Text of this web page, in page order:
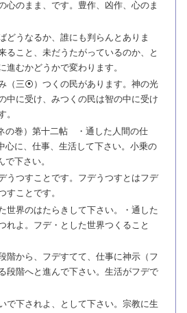
心のまま、です。豊作、凶作、心のま
どうなるか、誰にも判らんとありま
ること、未だうたがっているのか、と
進むかどうかで変わります。
（三⦿）つくの民があります。神の光
中に受け、みつくの民は智の中に受け
。
の巻）第十二帖 ・通した人間の仕
心に、仕事、生活して下さい。小乗の
下さい。
うつすことです。フデうつすとはフデ
すことです。
世界のはたらきして下さい。・通した
れよ。フデ・とした世界つくること
階から、フデすてて、仕事に神示（フ
段階へと進んで下さい。生活がフデで
で下されよ、として下さい。宗教に生